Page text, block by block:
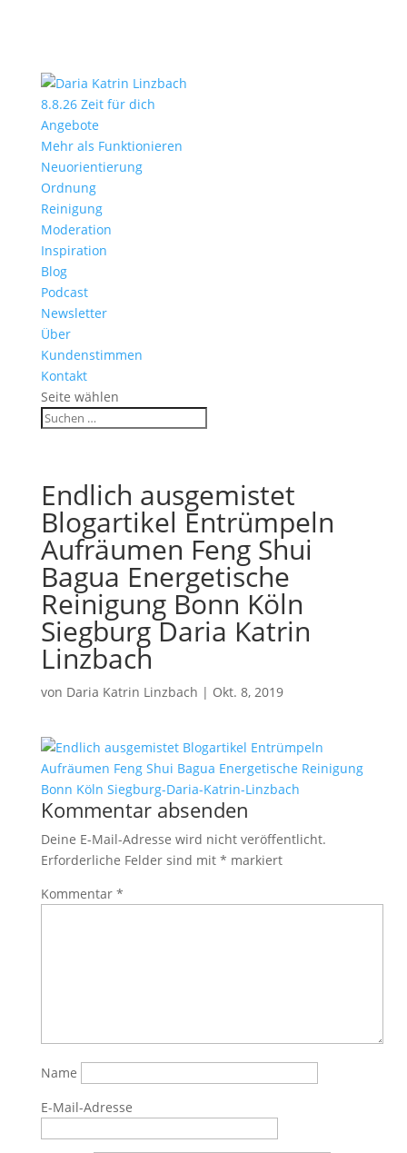
8.8.26 Zeit für dich
Angebote
Mehr als Funktionieren
Neuorientierung
Ordnung
Reinigung
Moderation
Inspiration
Blog
Podcast
Newsletter
Über
Kundenstimmen
Kontakt
Seite wählen
Endlich ausgemistet
Blogartikel Entrümpeln
Aufräumen Feng Shui
Bagua Energetische
Reinigung Bonn Köln
Siegburg Daria Katrin
Linzbach
von Daria Katrin Linzbach | Okt. 8, 2019
Kommentar absenden
Deine E-Mail-Adresse wird nicht veröffentlicht.
Erforderliche Felder sind mit * markiert
Kommentar *
Name
E-Mail-Adresse